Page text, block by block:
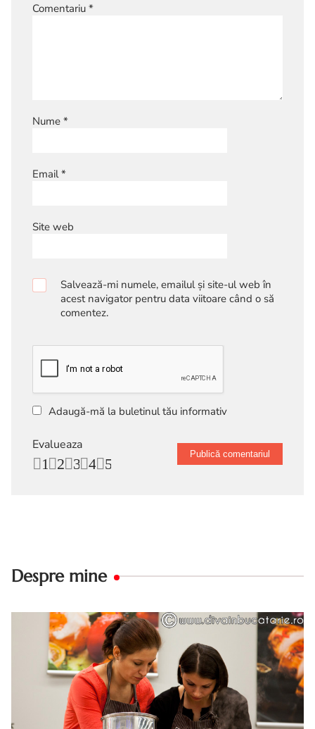
Comentariu *
Nume *
Email*
Site web
Salvează-mi numele, emailul și site-ul web în
acest navigator pentru data viitoare când o să
comentez.
Adaugă-mă la buletinul tău informativ
Evalueaza
5
4
3
2
1
Despre mine